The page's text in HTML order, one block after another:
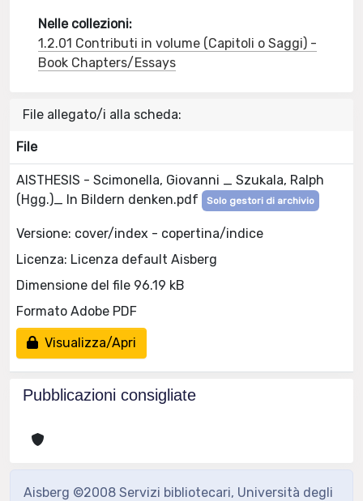
Nelle collezioni:
1.2.01 Contributi in volume (Capitoli o Saggi) -
Book Chapters/Essays
File allegato/i alla scheda:
File
AISTHESIS - Scimonella, Giovanni _ Szukala, Ralph
(Hgg.)_ In Bildern denken.pdf
Solo gestori di archivio
Versione: cover/index - copertina/indice
Licenza: Licenza default Aisberg
Dimensione del file 96.19 kB
Formato Adobe PDF
Visualizza/Apri
Pubblicazioni consigliate
Aisberg ©2008 Servizi bibliotecari, Università degli